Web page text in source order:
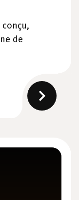
conçu,
de